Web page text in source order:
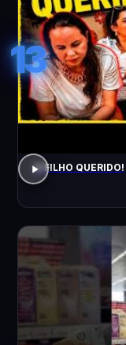
13
O FILHO QUERIDO!